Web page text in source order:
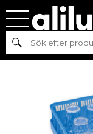
Sök
Hem